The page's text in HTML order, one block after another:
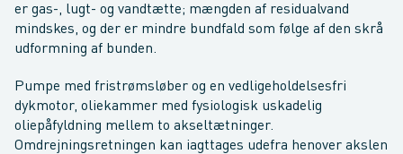
er gas-, lugt- og vandtætte; mængden af residualvand
mindskes, og der er mindre bundfald som følge af den skrå
udformning af bunden.
Pumpe med fristrømsløber og en vedligeholdelsesfri
dykmotor, oliekammer med fysiologisk uskadelig
oliepåfyldning mellem to akseltætninger.
Omdrejningsretningen kan iagttages udefra henover akslen